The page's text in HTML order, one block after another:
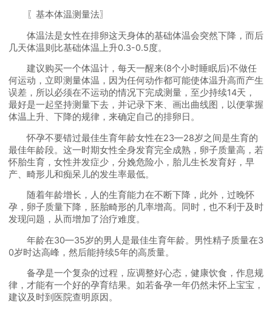
〖基本体温测量法〗
体温法是女性在排卵这天身体的基础体温会突然下降，而后
几天体温则比基础体温上升0.3-0.5度。
建议购买一个体温计，每天一醒来(8个小时睡眠后)不做任
何运动，立即测量体温，因为任何动作都可能使体温升高而产生
误差，所以必须在不运动的情况下完成测量，至少持续14天，
最好是一起坚持测量下去，并记录下来、画出曲线图，以便掌握
体温上升、下降的规律，来确定自己的排卵日。
怀孕不要错过最佳生育年龄女性在23—28岁之间是生育的
最佳年龄段。这一时期女性全身发育完全成熟，卵子质量高，若
怀胎生育，女性并发症少，分娩危险小，胎儿生长发育好，早
产、畸形儿和痴呆儿的发生率最低。
随着年龄增长，人的生育能力在不断下降，此外，过晚怀
孕，卵子质量下降，胚胎畸形的几率增高。同时，也不利于及时
发现问题，从而增加了治疗难度。
年龄在30—35岁的男人是最佳生育年龄。男性精子质量在3
0岁时达高峰，然后能持续5年的高质量。
备孕是一个复杂的过程，应调整好心态，健康饮食，作息规
律，才能有一个好的孕育结果。如若备孕一年仍然未怀上宝宝，
建议及时到医院查明原因。